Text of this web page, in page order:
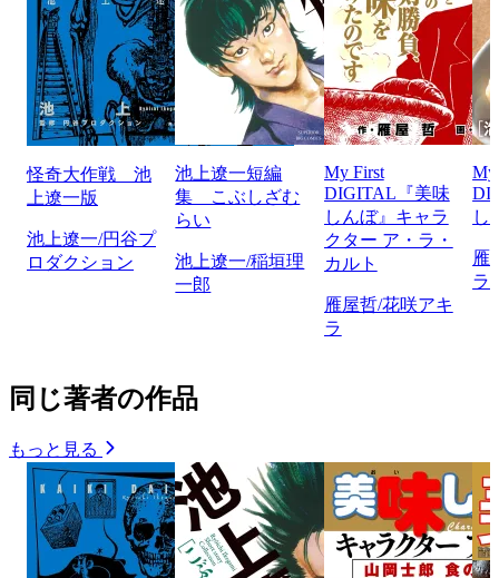
怪奇大作戦 池
上遼一版
池上遼一/円谷プ
ロダクション
池上遼一短編
集 こぶしざむ
らい
池上遼一/稲垣理
一郎
My First
DIGITAL『美味
しんぼ』キャラ
クター ア・ラ・
カルト
雁屋哲/花咲アキ
ラ
My
し
雁
ラ
同じ著者の作品
もっと見る